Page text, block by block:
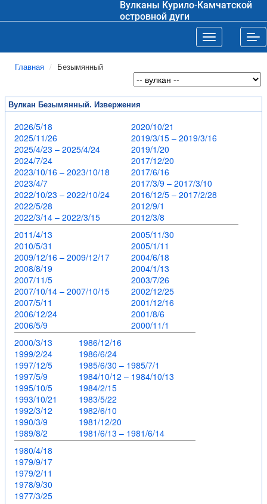
Вулканы Курило-Камчатской
островной дуги
Toggle
Главная Безымянный
Вулкан Безымянный. Извержения
2026/5/18
2025/11/26
2025/4/23 – 2025/4/24
2024/7/24
2023/10/16 – 2023/10/18
2023/4/7
2022/10/23 – 2022/10/24
2022/5/28
2022/3/14 – 2022/3/15
2020/10/21
2019/3/15 – 2019/3/16
2019/1/20
2017/12/20
2017/6/16
2017/3/9 – 2017/3/10
2016/12/5 – 2017/2/28
2012/9/1
2012/3/8
2011/4/13
2010/5/31
2009/12/16 – 2009/12/17
2008/8/19
2007/11/5
2007/10/14 – 2007/10/15
2007/5/11
2006/12/24
2006/5/9
2005/11/30
2005/1/11
2004/6/18
2004/1/13
2003/7/26
2002/12/25
2001/12/16
2001/8/6
2000/11/1
2000/3/13
1999/2/24
1997/12/5
1997/5/9
1995/10/5
1993/10/21
1992/3/12
1990/3/9
1989/8/2
1986/12/16
1986/6/24
1985/6/30 – 1985/7/1
1984/10/12 – 1984/10/13
1984/2/15
1983/5/22
1982/6/10
1981/12/20
1981/6/13 – 1981/6/14
1980/4/18
1979/9/17
1979/2/11
1978/9/30
1977/3/25